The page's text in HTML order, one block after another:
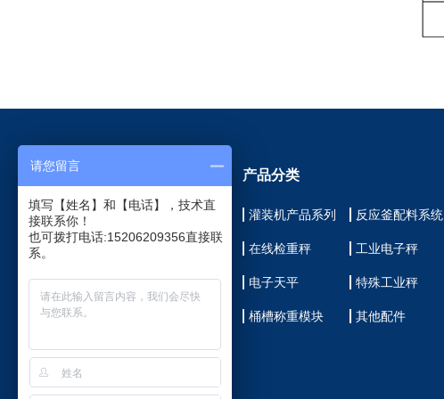
网站导航
仲恒首页
产品展示
客户见证
新闻中心
联系我们
产品分类
灌装机产品系列 反应釜配料系统
在线检重秤 工业电子秤
电子天平 特殊工业秤
桶槽称重模块 其他配件
请您留言
填写【姓名】和【电话】，技术直
接联系你！
也可拨打电话:15206209356直接联
系。